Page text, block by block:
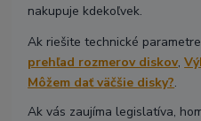
nakupuje kdekoľvek.
Ak riešite technické
prehľad rozmerov diskov,
Môžem dať väčšie disky?.
Ak vás zaujíma legislatíva,